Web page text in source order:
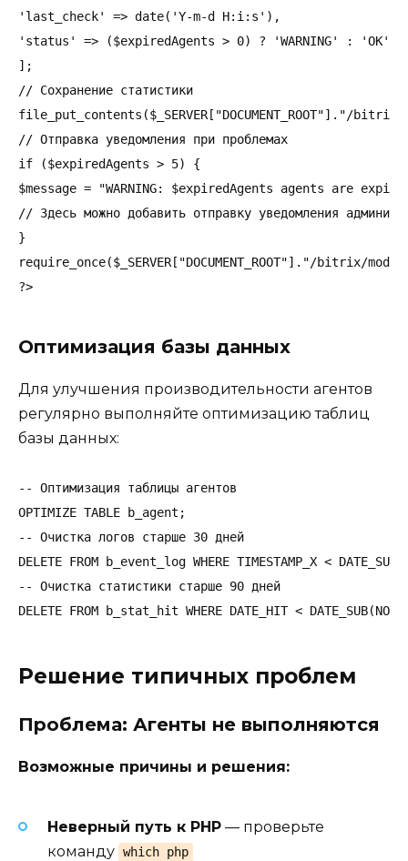
'last_check' => date('Y-m-d H:i:s'),
'status' => ($expiredAgents > 0) ? 'WARNING' : 'OK'
];
// Сохранение статистики
file_put_contents($_SERVER["DOCUMENT_ROOT"]."/
// Отправка уведомления при проблемах
if ($expiredAgents > 5) {
$message = "WARNING: $expiredAgents agents are
// Здесь можно добавить отправку уведомления
}
require_once($_SERVER["DOCUMENT_ROOT"]."/bitrix/
?>
Оптимизация базы данных
Для улучшения производительности агентов
регулярно выполняйте оптимизацию таблиц
базы данных:
-- Оптимизация таблицы агентов
OPTIMIZE TABLE b_agent;
-- Очистка логов старше 30 дней
DELETE FROM b_event_log WHERE TIMESTAMP_X <
-- Очистка статистики старше 90 дней
DELETE FROM b_stat_hit WHERE DATE_HIT <
Решение типичных проблем
Проблема: Агенты не выполняются
Возможные причины и решения:
Неверный путь к PHP — проверьте
команду which php